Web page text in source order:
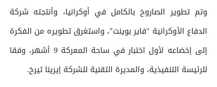
وتم تطوير الصاروخ بالكامل في أوكرانيا، وأنتجته شركة
الدفاع الأوكرانية "فاير بوينت"، واستغرق تطويره من الفكرة
إلى إخضاعه لأول اختبار في ساحة المعركة 9 أشهر، وفقا
للرئيسة التنفيذية، والمديرة التقنية للشركة إيرينا تيرخ.